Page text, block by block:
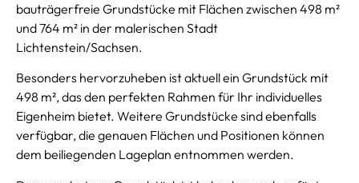
bauträgerfreie Grundstücke mit Flächen zwischen 498 m²
und 764 m² in der malerischen Stadt
Lichtenstein/Sachsen.
Besonders hervorzuheben ist aktuell ein Grundstück mit
498 m², das den perfekten Rahmen für Ihr individuelles
Eigenheim bietet. Weitere Grundstücke sind ebenfalls
verfügbar, die genauen Flächen und Positionen können
dem beiliegenden Lageplan entnommen werden.